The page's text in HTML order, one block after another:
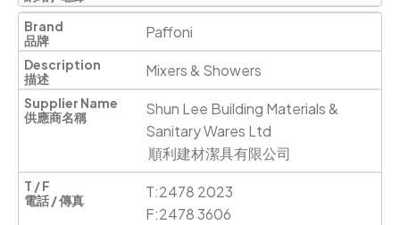
Paffoni
Mixers & Showers
Shun Lee Building Materials &
Sanitary Wares Ltd
順利建材潔具有限公司
T:2478 2023
F:2478 3606